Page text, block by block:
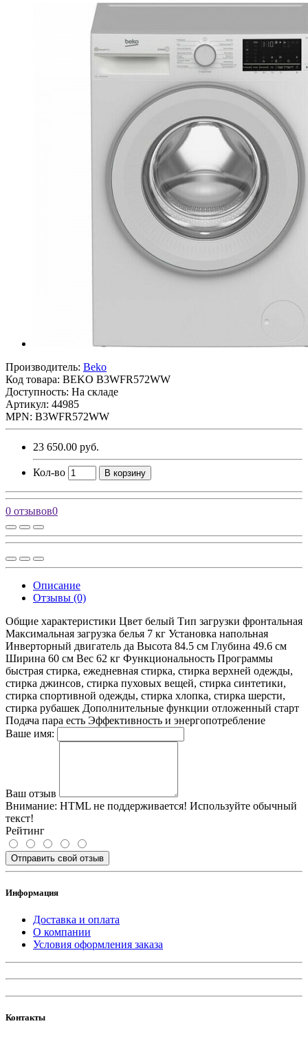
Производитель: Beko
Код товара: BEKO B3WFR572WW
Доступность: На складе
Артикул: 44985
MPN: B3WFR572WW
23 650.00 руб.
Кол-во В корзину
0 отзывов0
Описание
Отзывы (0)
Общие характеристики Цвет белый Тип загрузки фронтальная
Максимальная загрузка белья 7 кг Установка напольная
Инверторный двигатель да Высота 84.5 см Глубина 49.6 см
Ширина 60 см Вес 62 кг Функциональность Программы
быстрая стирка, ежедневная стирка, стирка верхней одежды,
стирка джинсов, стирка пуховых вещей, стирка синтетики,
стирка спортивной одежды, стирка хлопка, стирка шерсти,
стирка рубашек Дополнительные функции отложенный старт
Подача пара есть Эффективность и энергопотребление
Ваше имя:
Ваш отзыв
Внимание: HTML не поддерживается! Используйте обычный
текст!
Рейтинг
Отправить свой отзыв
Информация
Доставка и оплата
О компании
Условия оформления заказа
Контакты